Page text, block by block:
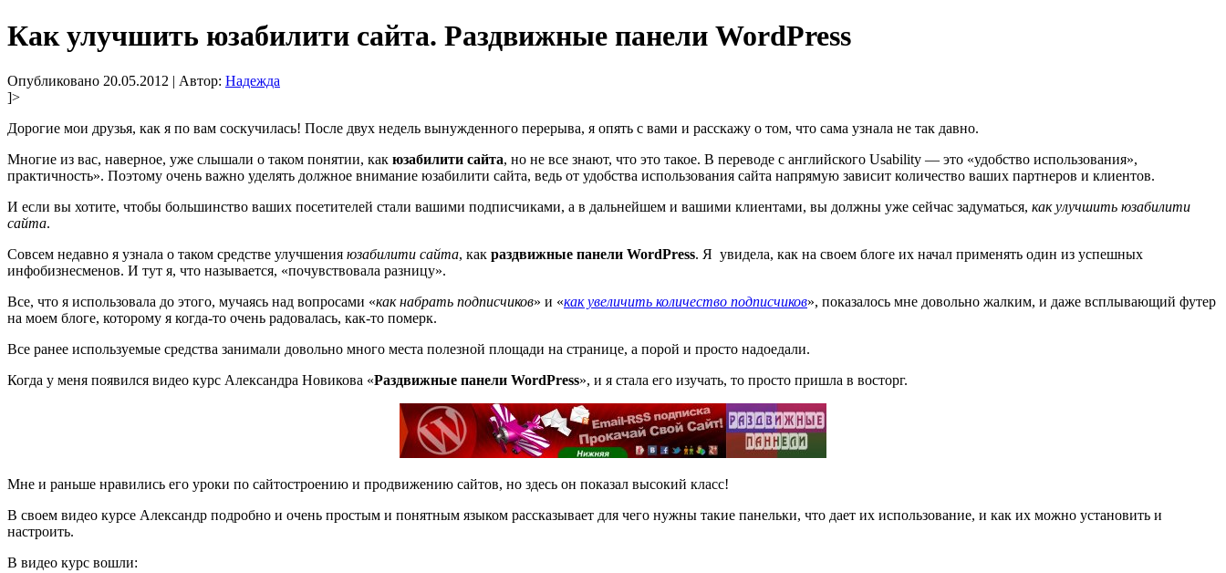
Как улучшить юзабилити сайта. Раздвижные панели WordPress
Опубликовано 20.05.2012 | Автор: Надежда
]>
Дорогие мои друзья, как я по вам соскучилась! После двух недель вынужденного перерыва, я опять с вами и расскажу о том, что сама узнала не так давно.
Многие из вас, наверное, уже слышали о таком понятии, как юзабилити сайта, но не все знают, что это такое. В переводе с английского Usability — это «удобство использования»,
практичность». Поэтому очень важно уделять должное внимание юзабилити сайта, ведь от удобства использования сайта напрямую зависит количество ваших партнеров и клиентов.
И если вы хотите, чтобы большинство ваших посетителей стали вашими подписчиками, а в дальнейшем и вашими клиентами, вы должны уже сейчас задуматься, как улучшить юзабилити
сайта.
Совсем недавно я узнала о таком средстве улучшения юзабилити сайта, как раздвижные панели WordPress. Я увидела, как на своем блоге их начал применять один из успешных
инфобизнесменов. И тут я, что называется, «почувствовала разницу».
Все, что я использовала до этого, мучаясь над вопросами «как набрать подписчиков» и «как увеличить количество подписчиков», показалось мне довольно жалким, и даже всплывающий футер
на моем блоге, которому я когда-то очень радовалась, как-то померк.
Все ранее используемые средства занимали довольно много места полезной площади на странице, а порой и просто надоедали.
Когда у меня появился видео курс Александра Новикова «Раздвижные панели WordPress», и я стала его изучать, то просто пришла в восторг.
Мне и раньше нравились его уроки по сайтостроению и продвижению сайтов, но здесь он показал высокий класс!
В своем видео курсе Александр подробно и очень простым и понятным языком рассказывает для чего нужны такие панельки, что дает их использование, и как их можно установить и
настроить.
В видео курс вошли: